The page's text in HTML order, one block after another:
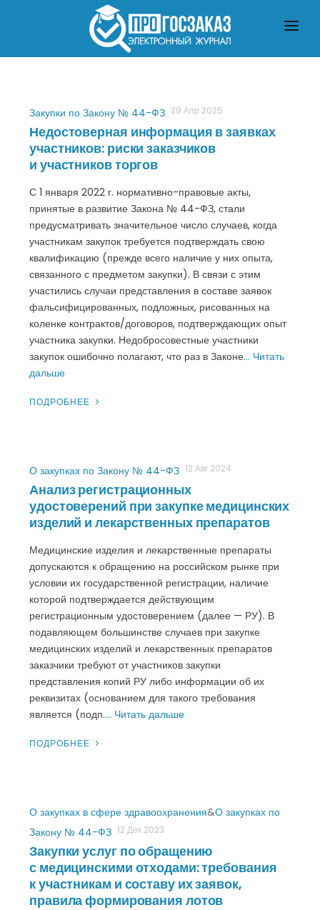
ГЛАВНАЯО ЗАКУПКАХ ПО ЗАКОНУ № 223-ФЗ
Закупки по Закону № 44-ФЗ 29 Апр 2025
Недостоверная информация в заявках
участников: риски заказчиков
и участников торгов
С 1 января 2022 г. нормативно-правовые акты,
принятые в развитие Закона № 44-ФЗ, стали
предусматривать значительное число случаев, когда
участникам закупок требуется подтверждать свою
квалификацию (прежде всего наличие у них опыта,
связанного с предметом закупки). В связи с этим
участились случаи представления в составе заявок
фальсифицированных, подложных, рисованных на
коленке контрактов/договоров, подтверждающих опыт
участника закупки. Недобросовестные участники
закупок ошибочно полагают, что раз в Законе… Читать
дальше
ПОДРОБНЕЕ
О закупках по Закону № 44-ФЗ 12 Авг 2024
Анализ регистрационных
удостоверений при закупке медицинских
изделий и лекарственных препаратов
Медицинские изделия и лекарственные препараты
допускаются к обращению на российском рынке при
условии их государственной регистрации, наличие
которой подтверждается действующим
регистрационным удостоверением (далее — РУ). В
подавляющем большинстве случаев при закупке
медицинских изделий и лекарственных препаратов
заказчики требуют от участников закупки
представления копий РУ либо информации об их
реквизитах (основанием для такого требования
является (подп.… Читать дальше
ПОДРОБНЕЕ
О закупках в сфере здравоохранения&О закупках по
Закону № 44-ФЗ 12 Дек 2023
Закупки услуг по обращению
с медицинскими отходами: требования
к участникам и составу их заявок,
правила формирования лотов